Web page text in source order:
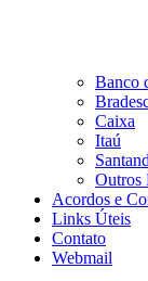
Banco
Caixa
Itaú
Outros
Acordos e
Links Úteis
Contato
Webmail